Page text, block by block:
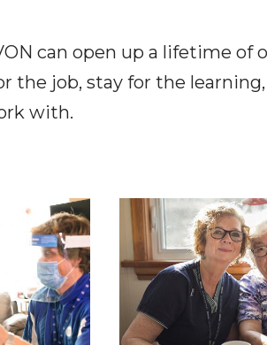
can open up a lifetime
the job, stay for the
with.